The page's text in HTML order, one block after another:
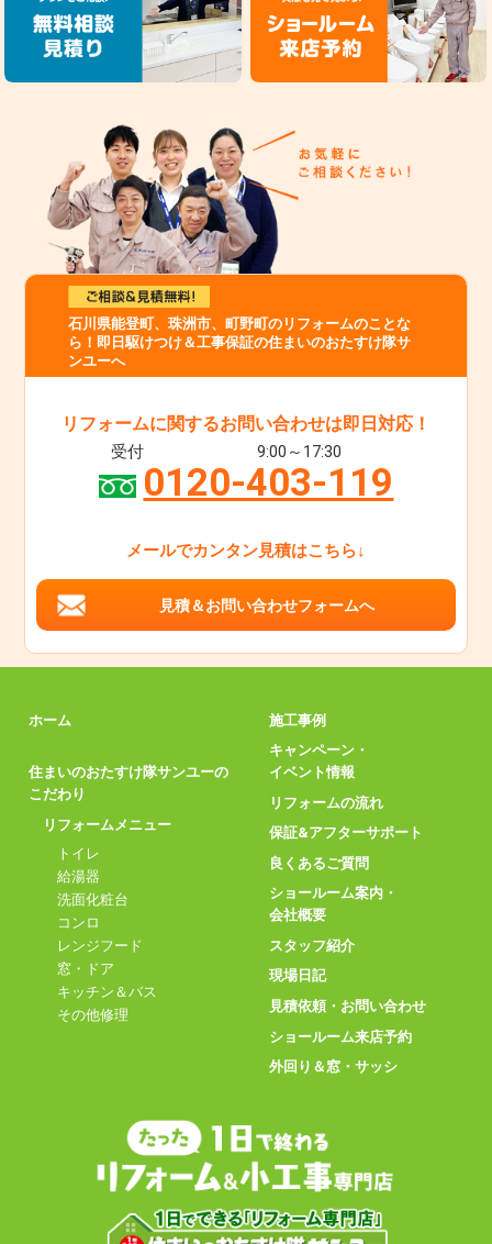
石川県能登町、珠洲市、町野町のリフォームのことな
ら！即日駆けつけ＆工事保証の住まいのおたすけ隊サ
ンユーへ
リフォームに関するお問い合わせは即日対応！
受付 9:00～17:30
0120-403-119
メールでカンタン見積はこちら↓
見積＆お問い合わせフォームへ
ホーム
住まいのおたすけ隊サンユーの
こだわり
リフォームメニュー
トイレ
給湯器
洗面化粧台
コンロ
レンジフード
窓・ドア
キッチン＆バス
その他修理
施工事例
キャンペーン・
イベント情報
リフォームの流れ
保証&アフターサポート
良くあるご質問
ショールーム案内・
会社概要
スタッフ紹介
現場日記
見積依頼・お問い合わせ
ショールーム来店予約
外回り＆窓・サッシ